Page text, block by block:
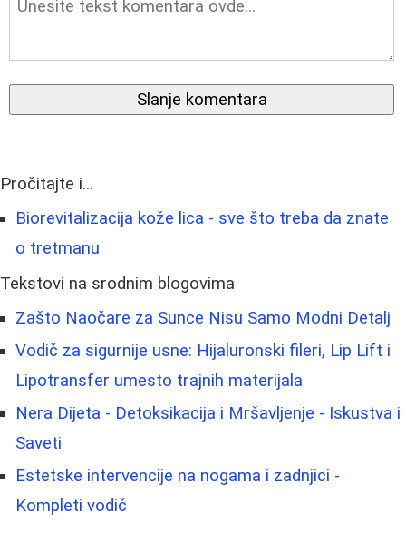
Slanje komentara
Pročitajte i...
Biorevitalizacija kože lica - sve što treba da znate
o tretmanu
Tekstovi na srodnim blogovima
Zašto Naočare za Sunce Nisu Samo Modni Detalj
Vodič za sigurnije usne: Hijaluronski fileri, Lip Lift i
Lipotransfer umesto trajnih materijala
Nera Dijeta - Detoksikacija i Mršavljenje - Iskustva i
Saveti
Estetske intervencije na nogama i zadnjici -
Kompleti vodič